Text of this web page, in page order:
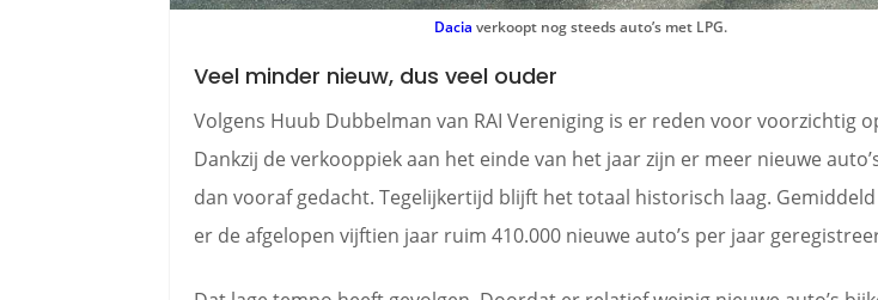
Dacia verkoopt nog steeds auto’s met LPG.
Veel minder nieuw, dus veel ouder
Volgens Huub Dubbelman van RAI Vereniging is er reden voor voorzichtig
Dankzij de verkooppiek aan het einde van het jaar zijn er meer nieuwe
dan vooraf gedacht. Tegelijkertijd blijft het totaal historisch laag.
er de afgelopen vijftien jaar ruim 410.000 nieuwe auto’s per jaar